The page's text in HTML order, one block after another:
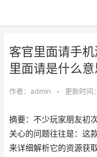
客官里面请手
里面请是什么意
作者： admin • 更新时间
摘要：不少玩家朋友初
关心的问题往往是：这
来详细解析它的资源获